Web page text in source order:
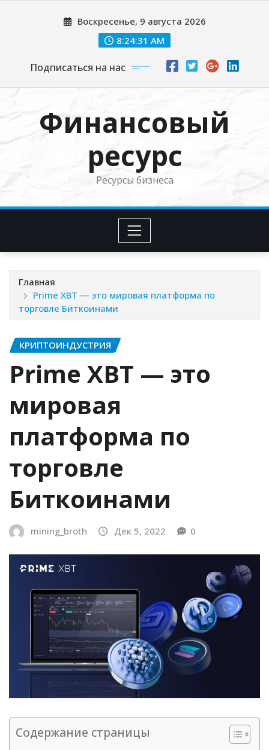
Воскресенье, 9 августа 2026
8:24:33 AM
Подписаться на нас
Финансовый
ресурс
Ресурсы бизнеса
Главная
Prime XBT — это мировая платформа по
торговле Биткоинами
КРИПТОИНДУСТРИЯ
Prime XBT — это
мировая
платформа по
торговле
Биткоинами
mining_broth Дек 5, 2022 0
Содержание страницы